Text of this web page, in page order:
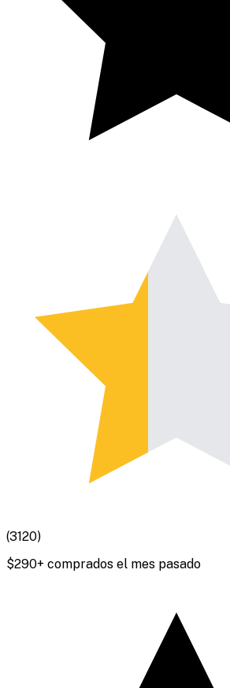
(3120)
$290+ comprados el mes pasado